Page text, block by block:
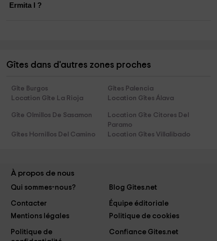
Ermita I ?
Gîtes dans d'autres zones proches
Gîte Burgos
Gîtes Palencia
Location Gîte La Rioja
Location Gîtes Álava
Gîte Olmillos De Sasamon
Location Gîte Citores Del
Paramo
Gîtes Hornillos Del Camino
Location Gîtes Villalibado
À propos de nous
Qui sommes-nous? Blog Gites.net
Contacter
Équipe éditoriale
Mentions légales
Politique de cookies
Politique de
Confiance Gites.net